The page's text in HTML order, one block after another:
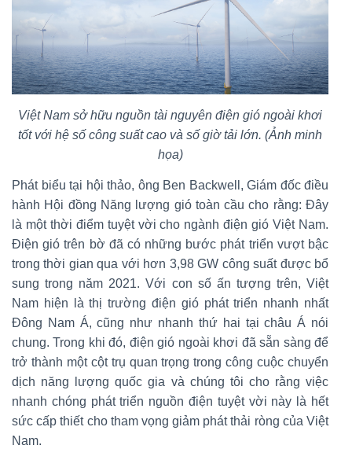
Việt Nam sở hữu nguồn tài nguyên điện gió ngoài khơi
tốt với hệ số công suất cao và số giờ tải lớn. (Ảnh minh
họa)
Phát biểu tại hội thảo, ông Ben Backwell, Giám đốc điều
hành Hội đồng Năng lượng gió toàn cầu cho rằng: Đây
là một thời điểm tuyệt vời cho ngành điện gió Việt Nam.
Điện gió trên bờ đã có những bước phát triển vượt bậc
trong thời gian qua với hơn 3,98 GW công suất được bổ
sung trong năm 2021. Với con số ấn tượng trên, Việt
Nam hiện là thị trường điện gió phát triển nhanh nhất
Đông Nam Á, cũng như nhanh thứ hai tại châu Á nói
chung. Trong khi đó, điện gió ngoài khơi đã sẵn sàng để
trở thành một cột trụ quan trọng trong công cuộc chuyển
dịch năng lượng quốc gia và chúng tôi cho rằng việc
nhanh chóng phát triển nguồn điện tuyệt vời này là hết
sức cấp thiết cho tham vọng giảm phát thải ròng của Việt
Nam.